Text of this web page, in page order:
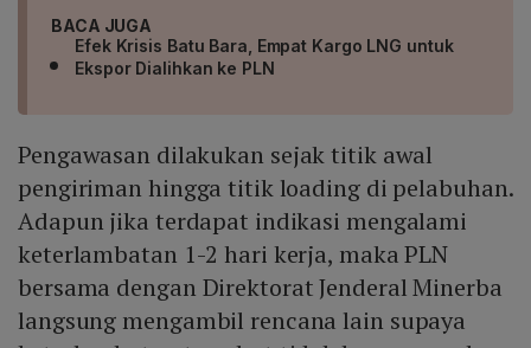
BACA JUGA
Efek Krisis Batu Bara, Empat Kargo LNG untuk
Ekspor Dialihkan ke PLN
Pengawasan dilakukan sejak titik awal
pengiriman hingga titik loading di pelabuhan.
Adapun jika terdapat indikasi mengalami
keterlambatan 1-2 hari kerja, maka PLN
bersama dengan Direktorat Jenderal Minerba
langsung mengambil rencana lain supaya